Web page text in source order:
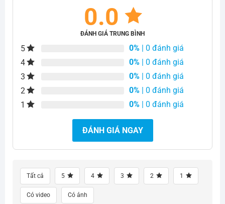
0.0
ĐÁNH GIÁ TRUNG BÌNH
5 0% | 0 đánh giá
4
0% | 0 đánh giá
3
0% | 0 đánh giá
2
0% | 0 đánh giá
1
0% | 0 đánh giá
ĐÁNH GIÁ NGAY
Tất cả 5 4 3 2 1
Có video Có ảnh